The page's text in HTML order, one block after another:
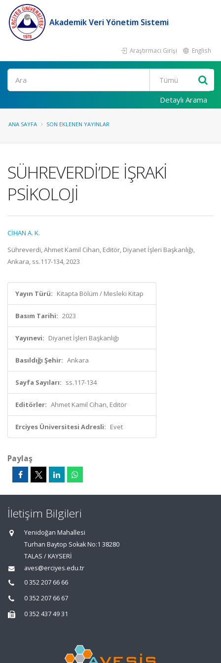
Akademik Veri Yönetim Sistemi
Araştırmacı Girişi English
Ara
Detaylı Arama
ANA SAYFA SON EKLENEN YAYINLAR
SÜHREVERDİ’DE İŞRAKİ
PSİKOLOJİ
CİHAN A. K.
Sühreverdi, Ahmet Kamil Cihan, Editör, Diyanet İşleri Başkanlığı,
Ankara, ss.117-134, 2023
Yayın Türü: Kitapta Bölüm / Mesleki Kitap
Basım Tarihi: 2023
Yayınevi: Diyanet İşleri Başkanlığı
Basıldığı Şehir: Ankara
Sayfa Sayıları: ss.117-134
Editörler: Ahmet Kamil Cihan, Editör
Erciyes Üniversitesi Adresli: Evet
Paylaş
İletişim Bilgileri
Yenidoğan Mahallesi
Turhan Baytop Sokak No:1 38280
TALAS / KAYSERİ
aves@erciyes.edu.tr
0 352 207 66 66
0 352 207 66 67
0 352 437 49 31